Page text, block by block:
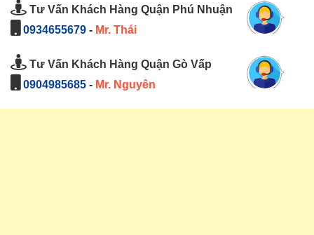
Tư Vấn Khách Hàng Quận Phú Nhuận
0934655679 - Mr. Thái
Tư Vấn Khách Hàng Quận Gò Vấp
0904985685 - Mr. Nguyên